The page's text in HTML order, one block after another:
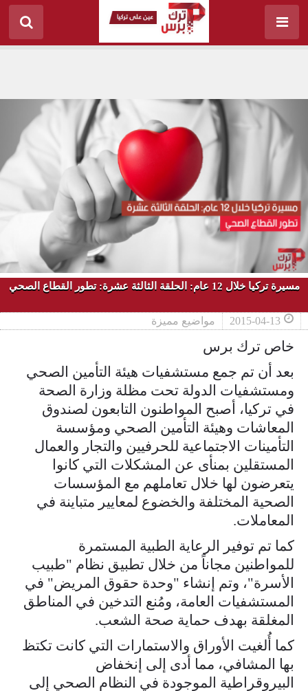
مسيرة تركيا خلال 12 عام: الحلقة الثالثة عشرة: تطور القطاع الصحي
2015-04-13 مواضيع مميزة
خاص ترك برس
بعد أن تم جمع مستشفيات هيئة التأمين الصحي
ومستشفيات الدولة تحت مظلة وزارة الصحة
في تركيا، أصبح المواطنون التابعون لصندوق
المعاشات وهيئة التأمين الصحي ومؤسسة
التأمينات الاجتماعية للحرفيين والتجار والعمال
المستقلين بمنأى عن المشكلات التي كانوا
يتعرضون لها خلال تعاملهم مع المؤسسات
الصحية المختلفة والخضوع لمعايير متباينة في
المعاملات.
كما تم توفير الرعاية الطبية المستمرة
للمواطنين مجاناً من خلال تطبيق نظام "طبيب
الأسرة"، وتم إنشاء "وحدة حقوق المريض" في
المستشفيات العامة، ومُنع التدخين في المناطق
المغلقة بهدف حماية صحة الشعب.
كما أُلغيت الأوراق والاستمارات التي كانت تكتظ
بها المشافي، مما أدى إلى إنخفاض
البيروقراطية الموجودة في النظام الصحي إلى